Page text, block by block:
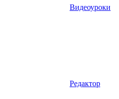
Видеоуроки
Редактор